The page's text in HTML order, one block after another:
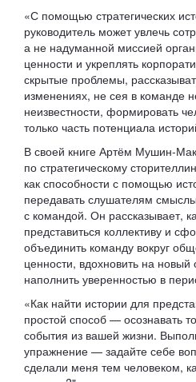
«С помощью стратегических
руководитель может увлечь
а не надуманной миссией
ценности и укреплять
скрытые проблемы,
изменениях, не сея в команде
неизвестности, формировать
только часть потенциала
В своей книге Артём Мушин-
по стратегическому
как способности с помощью
передавать слушателям
с командой. Он рассказывает,
представиться коллективу и
объединить команду вокруг
ценности, вдохновить на новый
наполнить уверенностью в
«Как найти истории для
простой способ — осознавать
события из вашей жизни.
упражнение — задайте себе
сделали меня тем человеком,